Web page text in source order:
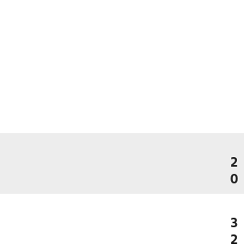
2
0
3
2